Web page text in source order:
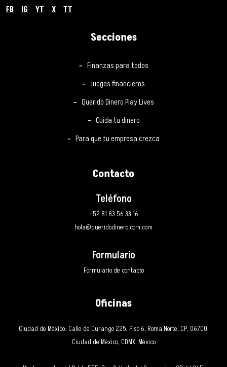
FB IG YT X TT
Secciones
Finanzas para todos
Juegos financieros
Querido Dinero Play Lives
Cuida tu dinero
Para que tu empresa crezca
Contacto
Teléfono
+52 81 83 56 33 16
hola@queridodinero.com.com
Formulario
Formulario de contacto
Oficinas
Ciudad de México: Calle de Durango 225, Piso 6, Roma Norte, CP. 06700.
Ciudad de México, CDMX, México